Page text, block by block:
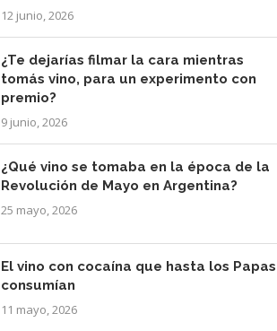
12 junio, 2026
¿Te dejarías filmar la cara mientras
tomás vino, para un experimento con
premio?
9 junio, 2026
¿Qué vino se tomaba en la época de la
Revolución de Mayo en Argentina?
25 mayo, 2026
El vino con cocaína que hasta los Papas
consumían
11 mayo, 2026